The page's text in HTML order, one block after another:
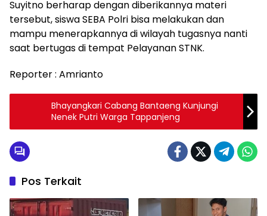
Suyitno berharap dengan diberikannya materi
tersebut, siswa SEBA Polri bisa melakukan dan
mampu menerapkannya di wilayah tugasnya nanti
saat bertugas di tempat Pelayanan STNK.
Reporter : Amrianto
Bhayangkari Cabang Bantaeng Kunjungi
Nenek Putri Warga Tappanjeng
Pos Terkait